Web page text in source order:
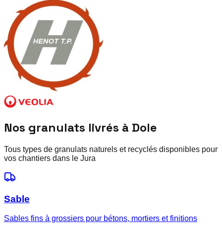
Nos granulats livrés à Dole
Tous types de granulats naturels et recyclés disponibles pour
vos chantiers dans le Jura
Sable
Sables fins à grossiers pour bétons, mortiers et finitions